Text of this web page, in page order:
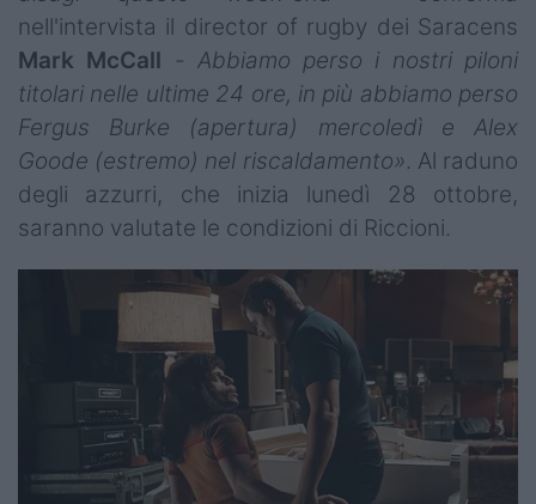
nell'intervista il director of rugby dei Saracens
Mark McCall - Abbiamo perso i nostri piloni
titolari nelle ultime 24 ore, in più abbiamo perso
Fergus Burke (apertura) mercoledì e Alex
Goode (estremo) nel riscaldamento». Al raduno
degli azzurri, che inizia lunedì 28 ottobre,
saranno valutate le condizioni di Riccioni.